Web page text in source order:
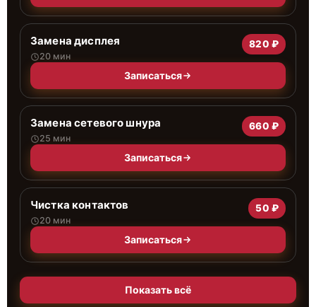
Замена дисплея
20 мин
820 ₽
Записаться
Замена сетевого шнура
25 мин
660 ₽
Записаться
Чистка контактов
20 мин
50 ₽
Записаться
Показать всё